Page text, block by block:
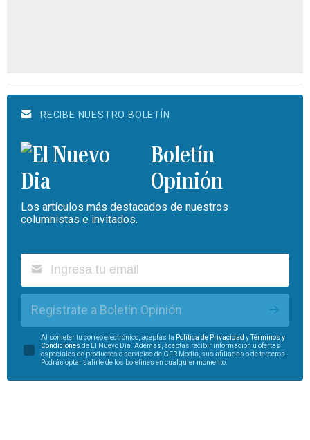
RECIBE NUESTRO BOLETÍN
Boletín
Opinión
Los artículos más destacados de nuestros
columnistas e invitados.
Regístrate a Boletín Opinión
Al someter tu correo electrónico, aceptas la Política de Privacidad yTérminos y
Condiciones de El Nuevo Día. Además, aceptas recibir información u ofertas
especiales de productos o servicios de GFR Media, sus afiliadas o de terceros.
Podrás optar salirte de los boletines en cualquier momento.